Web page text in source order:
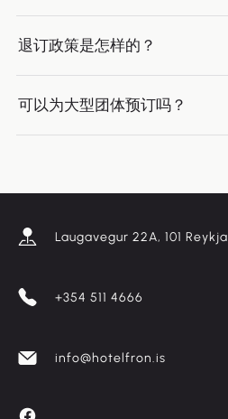
退订政策是怎样的？
可以为大型团体预订吗？
Laugavegur 22A, 101
+354 511 4666
info@hotelfron.is